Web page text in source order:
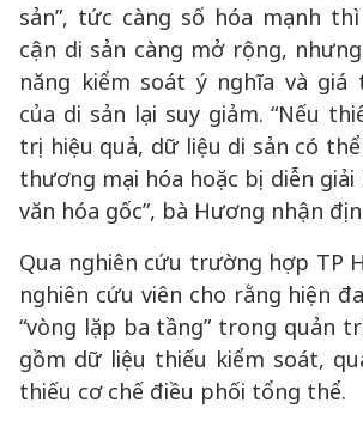
sản”, tức càng số hóa mạnh
cận di sản càng mở rộng,
năng kiểm soát ý nghĩa và giá
của di sản lại suy giảm. “Nếu
trị hiệu quả, dữ liệu di sản có
thương mại hóa hoặc bị diễn
văn hóa gốc”, bà Hương nhận
Qua nghiên cứu trường hợp TP
nghiên cứu viên cho rằng hiện
“vòng lặp ba tầng” trong quản
gồm dữ liệu thiếu kiểm soát,
thiếu cơ chế điều phối tổng thể.